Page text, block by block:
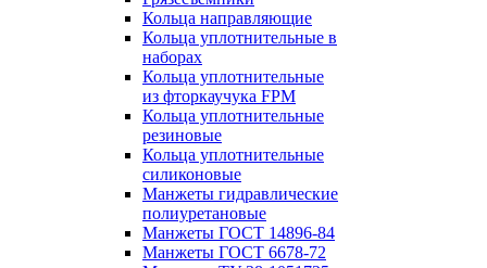
Кольца направляющие
Кольца уплотнительные в
наборах
Кольца уплотнительные
из фторкаучука FPM
Кольца уплотнительные
резиновые
Кольца уплотнительные
силиконовые
Манжеты гидравлические
полиуретановые
Манжеты ГОСТ 14896-84
Манжеты ГОСТ 6678-72